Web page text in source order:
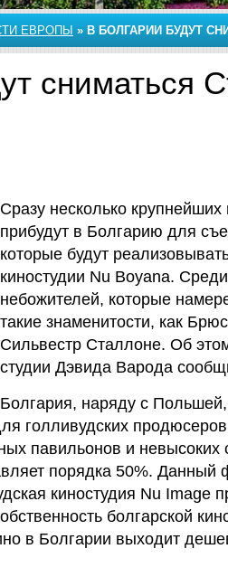
ЕВРОПЫ » В БОЛГАРИИ БУДУТ
сниматься
Сразу несколько крупнейших
прибудут в Болгарию для
которые будут
киностудии Nu Boyana.
небожителей, которые
такие знаменитости, как
Сильвестр Сталлоне. Об
студии Дэвида Варода
Болгария, наряду с
голливудских
павильонов и невысоких
порядка 50%. Данный
киностудия Nu Image
болгарской
в Болгарии выходит